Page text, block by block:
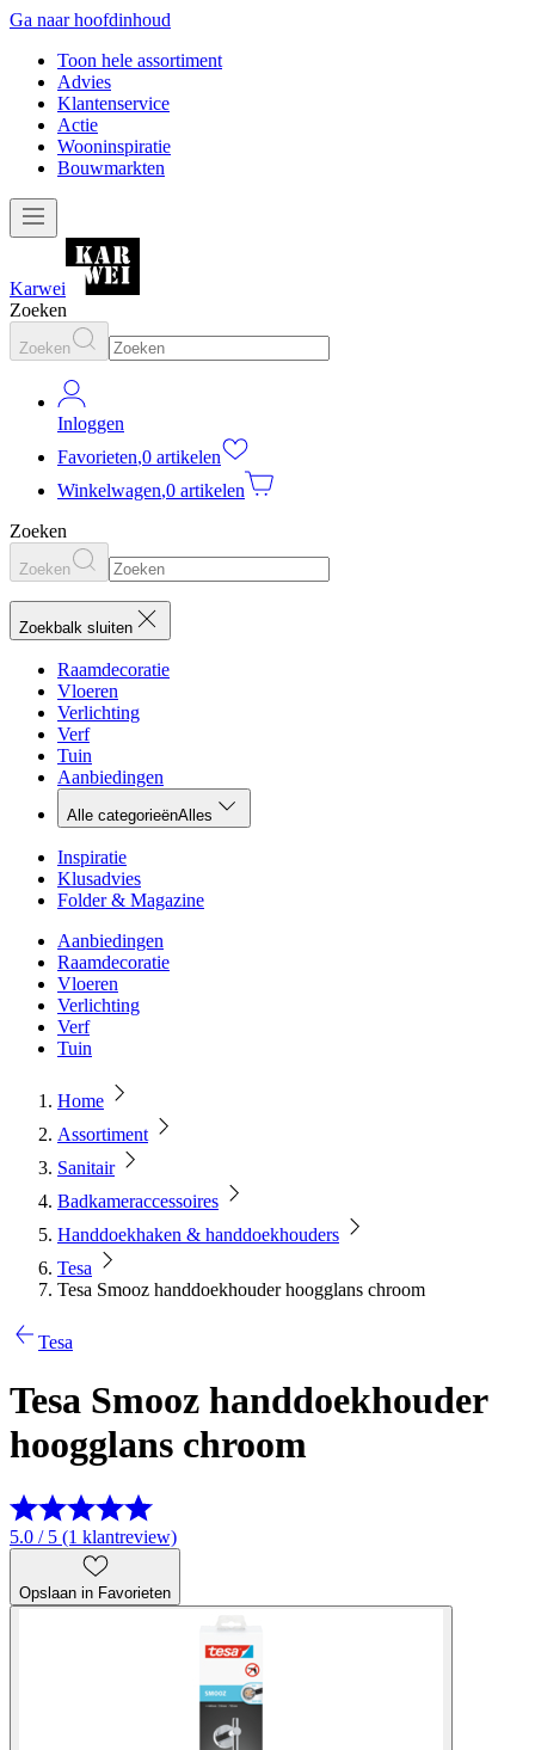
Ga naar hoofdinhoud
Toon hele assortiment
Advies
Klantenservice
Actie
Wooninspiratie
Bouwmarkten
Karwei
Zoeken
Zoeken
Inloggen
Favorieten,0 artikelen
Winkelwagen,0 artikelen
Zoeken
Zoeken
Zoekbalk sluiten
Raamdecoratie
Vloeren
Verlichting
Verf
Tuin
Aanbiedingen
Alle categorieënAlles
Inspiratie
Klusadvies
Folder & Magazine
Aanbiedingen
Raamdecoratie
Vloeren
Verlichting
Verf
Tuin
Home
Assortiment
Sanitair
Badkameraccessoires
Handdoekhaken & handdoekhouders
Tesa
Tesa Smooz handdoekhouder hoogglans chroom
Tesa
Tesa Smooz handdoekhouder
hoogglans chroom
5.0 / 5 (1 klantreview)
Opslaan in Favorieten